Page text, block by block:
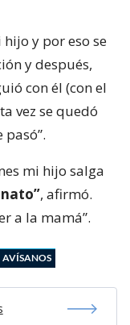
y por eso se
y después,
con él (con el
vez se quedó
mi hijo salga
, afirmó.
a la mamá”.
AVÍSANOS